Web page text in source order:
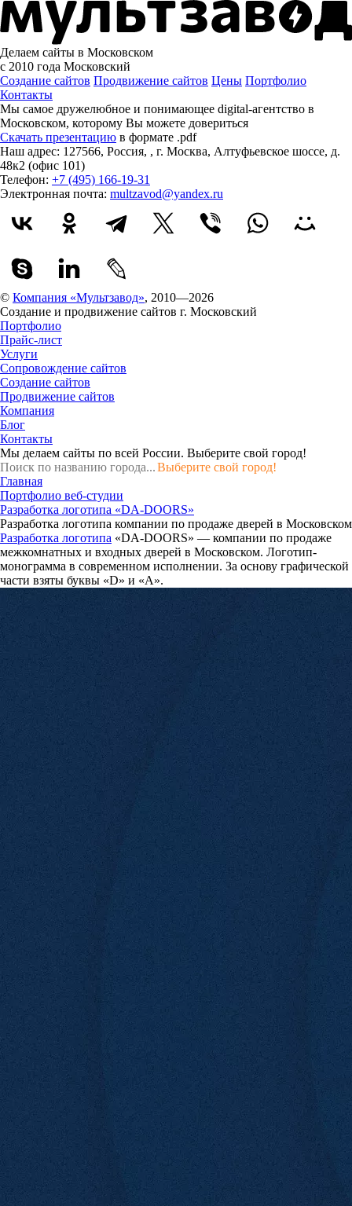
Делаем сайты в Московском
с 2010 года Московский
Создание сайтов Продвижение сайтов Цены Портфолио
Контакты
Мы самое дружелюбное и понимающее digital-агентство в
Московском, которому Вы можете довериться
Скачать презентацию в формате .pdf
Наш адрес: 127566, Россия, , г. Москва, Алтуфьевское шоссе, д.
48к2 (офис 101)
Телефон: +7 (495) 166-19-31
Электронная почта: multzavod@yandex.ru
© Компания «Мультзавод», 2010—2026
Создание и продвижение сайтов г. Московский
Портфолио
Прайс-лист
Услуги
Сопровождение сайтов
Создание сайтов
Продвижение сайтов
Компания
Блог
Контакты
Мы делаем сайты по всей России. Выберите свой город!
Выберите свой город!
Главная
Портфолио веб-студии
Разработка логотипа «DA-DOORS»
Разработка логотипа компании по продаже дверей в Московском
Разработка логотипа «DA-DOORS» — компании по продаже
межкомнатных и входных дверей в Московском. Логотип-
монограмма в современном исполнении. За основу графической
части взяты буквы «D» и «A».